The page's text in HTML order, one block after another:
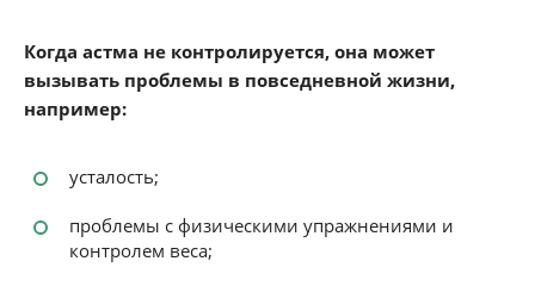
Когда астма не контролируется, она может
вызывать проблемы в повседневной жизни,
например:
усталость;
проблемы с физическими упражнениями и
контролем веса;